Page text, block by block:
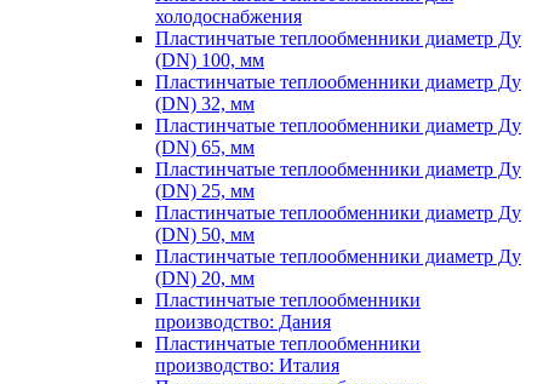
холодоснабжения
Пластинчатые теплообменники диаметр Ду
(DN) 100, мм
Пластинчатые теплообменники диаметр Ду
(DN) 32, мм
Пластинчатые теплообменники диаметр Ду
(DN) 65, мм
Пластинчатые теплообменники диаметр Ду
(DN) 25, мм
Пластинчатые теплообменники диаметр Ду
(DN) 50, мм
Пластинчатые теплообменники диаметр Ду
(DN) 20, мм
Пластинчатые теплообменники
производство: Дания
Пластинчатые теплообменники
производство: Италия